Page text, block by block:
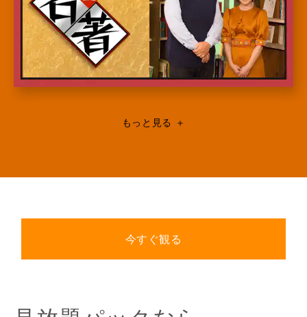
もっと見る ＋
今すぐ観る